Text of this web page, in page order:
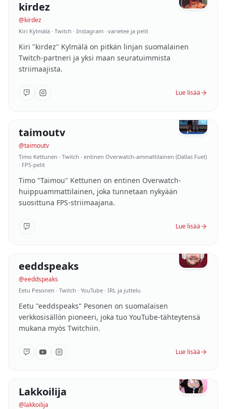
03/10 SUOMI
kirdez
@kirdez
Kiri Kylmälä · Twitch · Instagram · varietee ja pelit
Kiri "kirdez" Kylmälä on pitkän linjan suomalainen
Twitch-partneri ja yksi maan seuratuimmista
striimaajista.
Lue lisää
04/10 SUOMI / ENGLANTI
taimoutv
@taimoutv
Timo Kettunen · Twitch · entinen Overwatch-ammattilainen (Dallas Fuel)
· FPS-pelit
Timo "Taimou" Kettunen on entinen Overwatch-
huippuammattilainen, joka tunnetaan nykyään
suosittuna FPS-striimaajana.
Lue lisää
05/10 SUOMI
eeddspeaks
@eeddspeaks
Eetu Pesonen · Twitch · YouTube · IRL ja juttelu
Eetu "eeddspeaks" Pesonen on suomalaisen
verkkosisällön pioneeri, joka tuo YouTube-tähteytensä
mukana myös Twitchiin.
Lue lisää
06/10 SUOMI
Lakkoilija
@lakkoilija